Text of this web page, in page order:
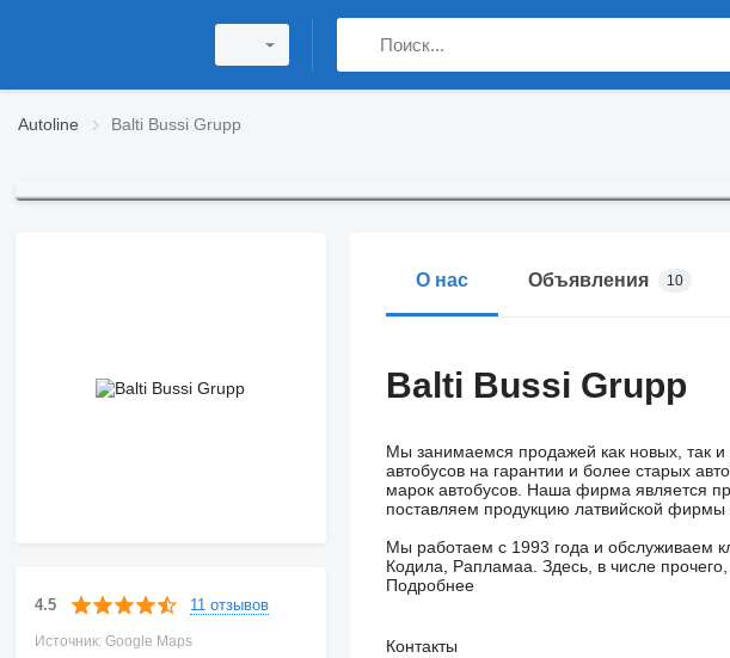
Autoline Balti Bussi Grupp
4.5 11 отзывов
Источник: Google Maps
О нас Объявления 10
Balti Bussi Grupp
Мы занимаемся продажей как новых, так
автобусов на гарантии и более старых
марок автобусов. Наша фирма является
поставляем продукцию латвийской
Мы работаем с 1993 года и обслуживаем
Кодила, Рапламаа. Здесь, в числе
Подробнее
Контакты